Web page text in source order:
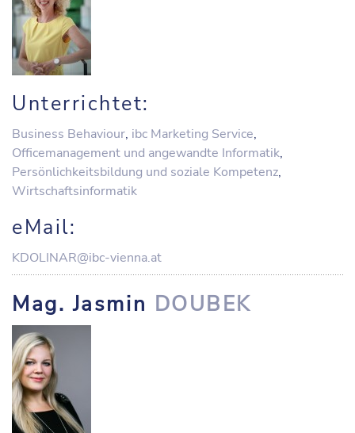
Unterrichtet:
Business Behaviour, ibc Marketing Service,
Officemanagement und angewandte Informatik,
Persönlichkeitsbildung und soziale Kompetenz,
Wirtschaftsinformatik
eMail:
KDOLINAR@ibc-vienna.at
Mag. Jasmin DOUBEK